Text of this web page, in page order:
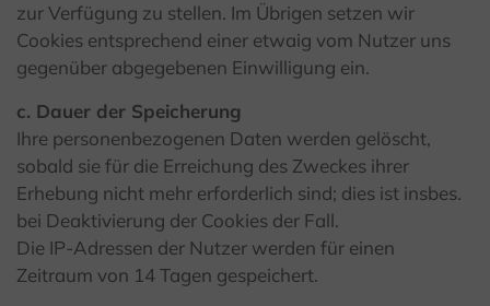
zur Verfügung zu stellen. Im Übrigen setzen wir
Cookies entsprechend einer etwaig vom Nutzer uns
gegenüber abgegebenen Einwilligung ein.
c. Dauer der Speicherung
Ihre personenbezogenen Daten werden gelöscht,
sobald sie für die Erreichung des Zweckes ihrer
Erhebung nicht mehr erforderlich sind; dies ist insbes.
bei Deaktivierung der Cookies der Fall.
Die IP-Adressen der Nutzer werden für einen
Zeitraum von 14 Tagen gespeichert.